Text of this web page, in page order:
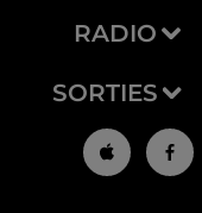
RADIO
SORTIES